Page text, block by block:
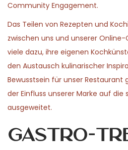
Community Engagement.
Das Teilen von Rezepten und
zwischen uns und unserer
viele dazu, ihre eigenen
den Austausch kulinarischer
Bewusstsein für unser Restaurant
der Einfluss unserer Marke auf die
ausgeweitet.
Gastro-